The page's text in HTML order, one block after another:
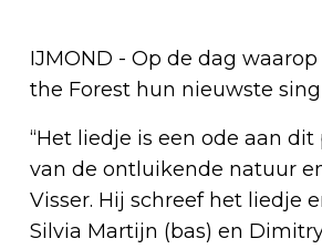
IJMOND - Op de dag
the Forest hun nieuwste
“Het liedje is een ode aan
van de ontluikende natuur
Visser. Hij schreef het liedje
Silvia Martijn (bas) en